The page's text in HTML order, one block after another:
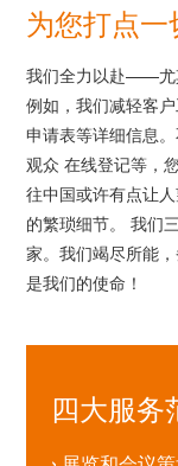
为您打点一
我们全力以赴——尤
例如，我们减轻客
申请表等详细信息
观众 在线登记等，
往中国或许有点让
的繁琐细节。 我们
家。我们竭尽所能
是我们的使命！
四大服务